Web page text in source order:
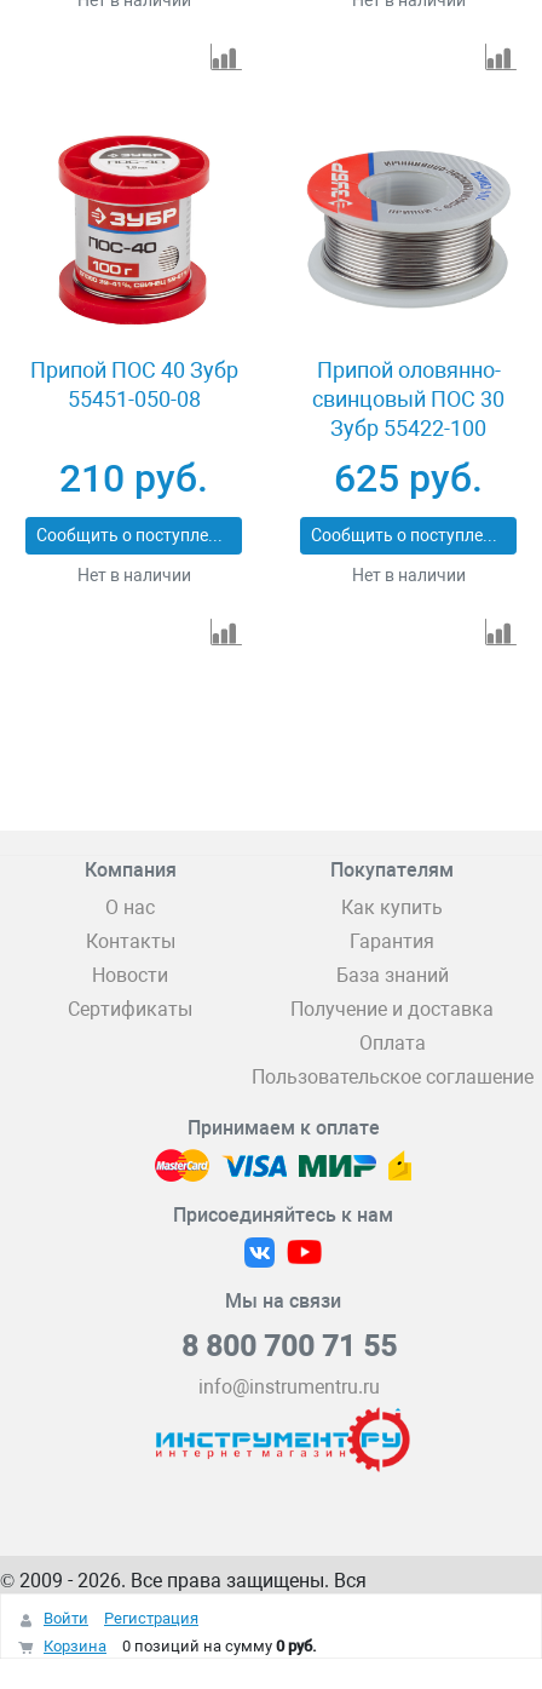
Припой ПОС 40 Зубр
55451-050-08
210 руб.
Сообщить о поступлении
Нет в наличии
Припой оловянно-
свинцовый ПОС 30
Зубр 55422-100
625 руб.
Сообщить о поступлении
Нет в наличии
Компания
О нас
Контакты
Новости
Сертификаты
Покупателям
Как купить
Гарантия
База знаний
Получение и доставка
Оплата
Пользовательское соглашение
Принимаем к оплате
Присоединяйтесь к нам
Мы на связи
8 800 700 71 55
info@instrumentru.ru
© 2009 - 2026. Все права защищены. Вся
информация на сайте – собственность
интернет-магазина
Войти
Регистрация
Корзина
0 позиций на сумму 0 руб.